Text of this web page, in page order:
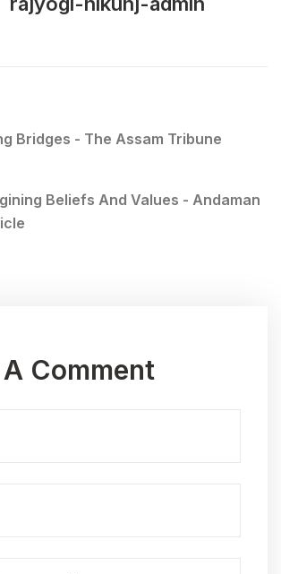
Bridges - The Assam Tribune
Beliefs And Values - Andaman
Comment